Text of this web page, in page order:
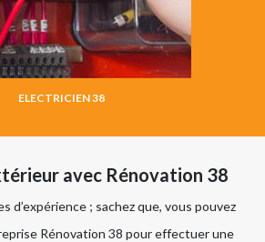
ELECTRICIEN 38
avec Rénovation 38
d’expérience ; sachez que, vous pouvez
Rénovation 38 pour effectuer une